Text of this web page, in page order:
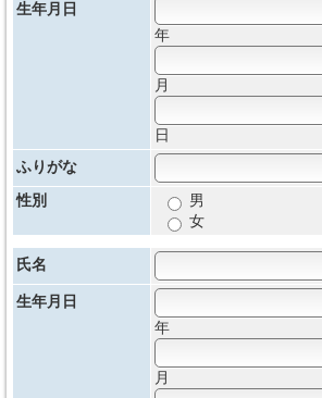
生年月日
年
月
日
ふりがな
性別
男
女
氏名
生年月日
年
月